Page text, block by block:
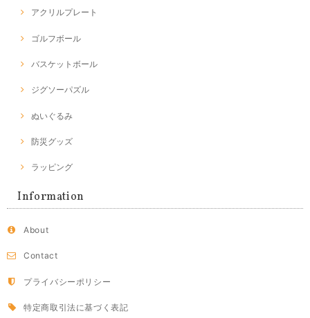
アクリルプレート
ゴルフボール
バスケットボール
ジグソーパズル
ぬいぐるみ
防災グッズ
ラッピング
Information
About
Contact
プライバシーポリシー
特定商取引法に基づく表記